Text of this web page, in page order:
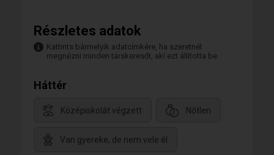
Részletes adatok
Kattints bármelyik adatcímkére, ha szeretnél
megnézni minden társkeresőt, aki ezt állította be.
Háttér
Középiskolát végzett Nőtlen
Van gyereke, de nem vele él